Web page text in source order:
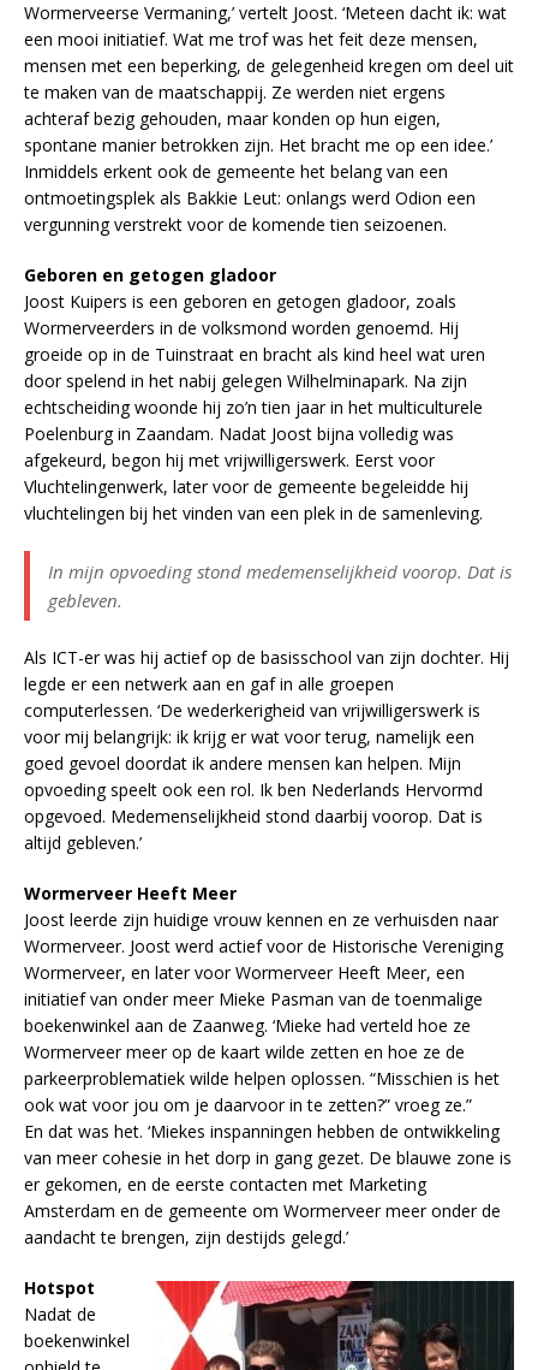
Wormerveerse Vermaning,’ vertelt Joost. ‘Meteen dacht ik: wat
een mooi initiatief. Wat me trof was het feit deze mensen,
mensen met een beperking, de gelegenheid kregen om deel uit
te maken van de maatschappij. Ze werden niet ergens
achteraf bezig gehouden, maar konden op hun eigen,
spontane manier betrokken zijn. Het bracht me op een idee.’
Inmiddels erkent ook de gemeente het belang van een
ontmoetingsplek als Bakkie Leut: onlangs werd Odion een
vergunning verstrekt voor de komende tien seizoenen.
Geboren en getogen gladoor
Joost Kuipers is een geboren en getogen gladoor, zoals
Wormerveerders in de volksmond worden genoemd. Hij
groeide op in de Tuinstraat en bracht als kind heel wat uren
door spelend in het nabij gelegen Wilhelminapark. Na zijn
echtscheiding woonde hij zo’n tien jaar in het multiculturele
Poelenburg in Zaandam. Nadat Joost bijna volledig was
afgekeurd, begon hij met vrijwilligerswerk. Eerst voor
Vluchtelingenwerk, later voor de gemeente begeleidde hij
vluchtelingen bij het vinden van een plek in de samenleving.
In mijn opvoeding stond medemenselijkheid voorop. Dat is
gebleven.
Als ICT-er was hij actief op de basisschool van zijn dochter. Hij
legde er een netwerk aan en gaf in alle groepen
computerlessen. ‘De wederkerigheid van vrijwilligerswerk is
voor mij belangrijk: ik krijg er wat voor terug, namelijk een
goed gevoel doordat ik andere mensen kan helpen. Mijn
opvoeding speelt ook een rol. Ik ben Nederlands Hervormd
opgevoed. Medemenselijkheid stond daarbij voorop. Dat is
altijd gebleven.’
Wormerveer Heeft Meer
Joost leerde zijn huidige vrouw kennen en ze verhuisden naar
Wormerveer. Joost werd actief voor de Historische Vereniging
Wormerveer, en later voor Wormerveer Heeft Meer, een
initiatief van onder meer Mieke Pasman van de toenmalige
boekenwinkel aan de Zaanweg. ‘Mieke had verteld hoe ze
Wormerveer meer op de kaart wilde zetten en hoe ze de
parkeerproblematiek wilde helpen oplossen. “Misschien is het
ook wat voor jou om je daarvoor in te zetten?” vroeg ze.”
En dat was het. ‘Miekes inspanningen hebben de ontwikkeling
van meer cohesie in het dorp in gang gezet. De blauwe zone is
er gekomen, en de eerste contacten met Marketing
Amsterdam en de gemeente om Wormerveer meer onder de
aandacht te brengen, zijn destijds gelegd.’
Hotspot
Nadat de
boekenwinkel